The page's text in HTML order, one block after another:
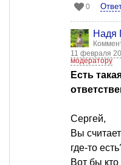
0
Надя
11 февраля
модератору
Есть
Сергей,
Вы
где-то
Вот бы